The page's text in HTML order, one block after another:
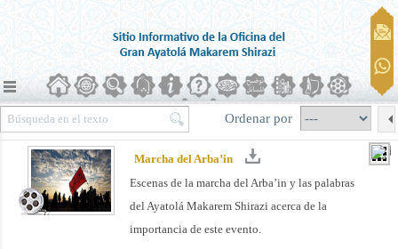
Ordenar por
Marcha del Arba’in
Escenas de la marcha del Arba’in y las palabras
del Ayatolá Makarem Shirazi acerca de la
importancia de este evento.